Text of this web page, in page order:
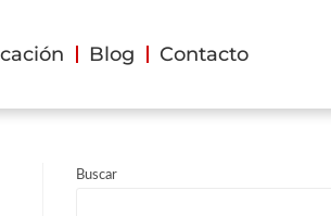
Blog Contacto
Buscar